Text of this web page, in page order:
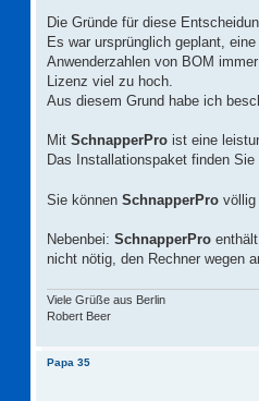
Die Gründe für diese
Es war ursprünglich geplant,
Anwenderzahlen von BOM
Lizenz viel zu hoch.
Aus diesem Grund habe ich
Mit SchnapperPro ist eine
Das Installationspaket finden Sie
Sie können SchnapperPro völlig
Nebenbei: SchnapperPro
nicht nötig, den Rechner wegen
Viele Grüße aus Berlin
Robert Beer
Papa 35